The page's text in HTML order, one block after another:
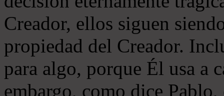
Creador, ellos siguen
propiedad del Creador.
para algo, porque Él usa a
embargo, como dice